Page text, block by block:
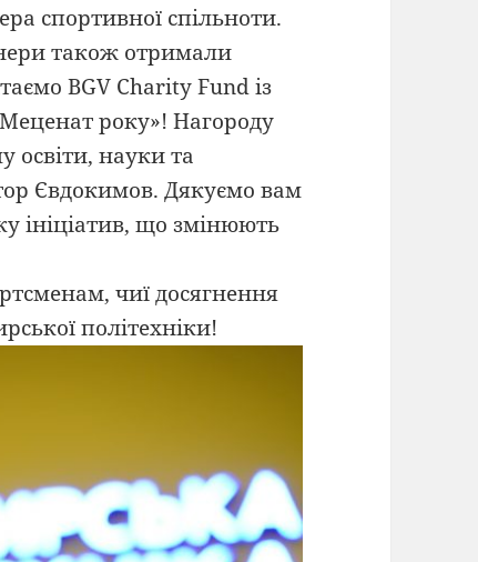
спортивної спільноти.
також отримали
BGV Charity Fund із
року»! Нагороду
науки та
Євдокимов. Дякуємо вам
ініціатив, що змінюють
чиї досягнення
політехніки!